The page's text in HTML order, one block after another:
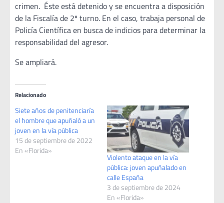
crimen. Éste está detenido y se encuentra a disposición
de la Fiscalía de 2º turno. En el caso, trabaja personal de
Policía Científica en busca de indicios para determinar la
responsabilidad del agresor.
Se ampliará.
Relacionado
Siete años de penitenciaría
el hombre que apuñaló a un
joven en la vía pública
15 de septiembre de 2022
En «Florida»
Violento ataque en la vía
pública: joven apuñalado en
calle España
3 de septiembre de 2024
En «Florida»